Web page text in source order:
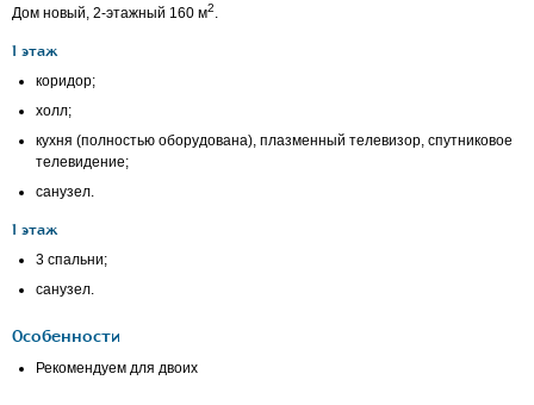
Дом новый, 2-этажный 160 м2.
1 этаж
коридор;
холл;
кухня (полностью оборудована), плазменный телевизор, cпутниковое
телевидение;
санузел.
1 этаж
3 спальни;
санузел.
Особенности
Рекомендуем для двоих